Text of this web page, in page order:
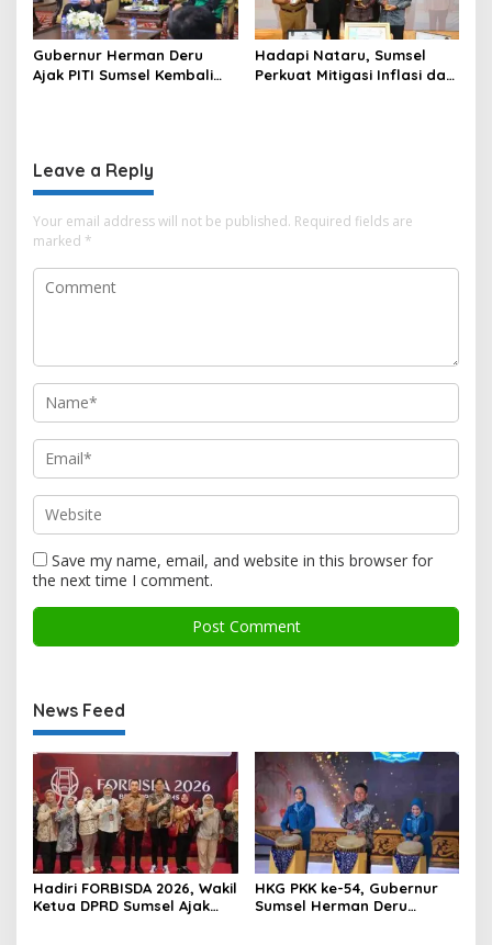
Gubernur Herman Deru
Ajak PITI Sumsel Kembali
Hadapi Nataru, Sumsel
Perkuat Mitigasi Inflasi dan
Leave a Reply
Your email address will not be published. Required fields are
marked *
Save my name, email, and website in this browser for
the next time I comment.
News Feed
Hadiri FORBISDA 2026, Wakil
Ketua DPRD Sumsel Ajak
HKG PKK ke-54, Gubernur
Sumsel Herman Deru